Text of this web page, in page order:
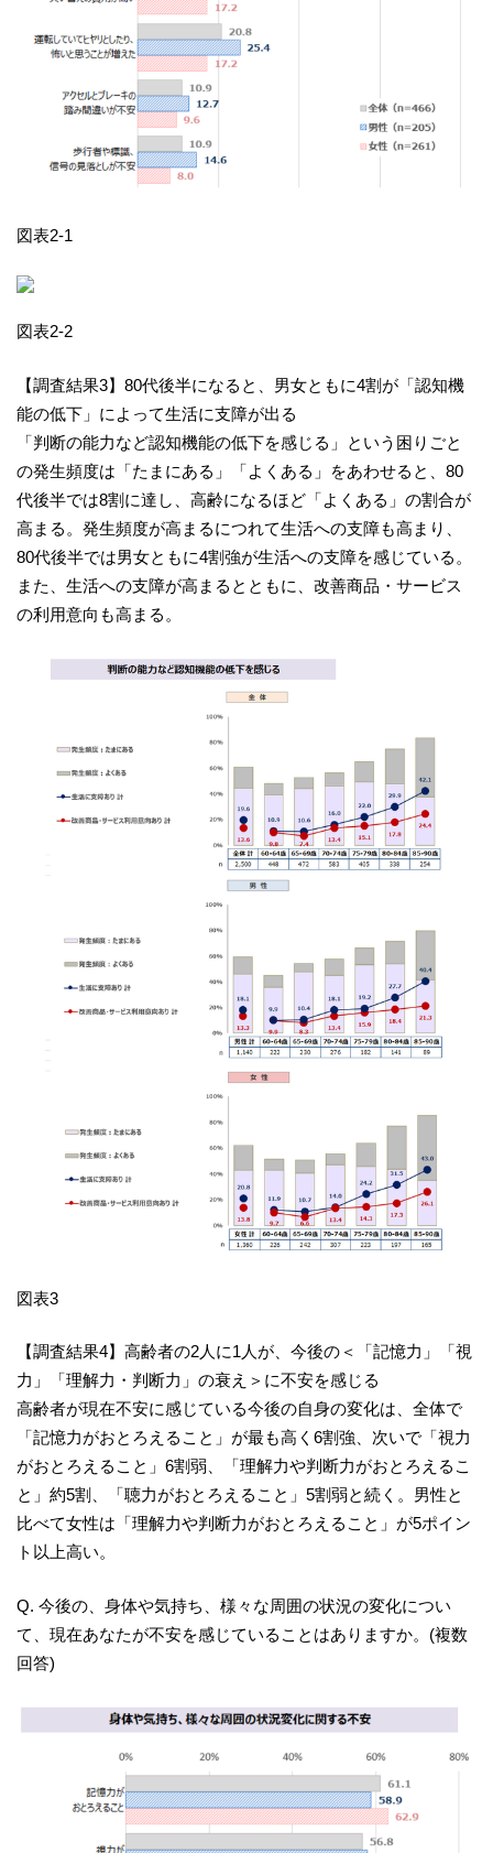
図表2-1
図表2-2
【調査結果3】80代後半になると、男女ともに4割が「認知機
能の低下」によって生活に支障が出る
「判断の能力など認知機能の低下を感じる」という困りごと
の発生頻度は「たまにある」「よくある」をあわせると、80
代後半では8割に達し、高齢になるほど「よくある」の割合が
高まる。発生頻度が高まるにつれて生活への支障も高まり、
80代後半では男女ともに4割強が生活への支障を感じている。
また、生活への支障が高まるとともに、改善商品・サービス
の利用意向も高まる。
図表3
【調査結果4】高齢者の2人に1人が、今後の＜「記憶力」「視
力」「理解力・判断力」の衰え＞に不安を感じる
高齢者が現在不安に感じている今後の自身の変化は、全体で
「記憶力がおとろえること」が最も高く6割強、次いで「視力
がおとろえること」6割弱、「理解力や判断力がおとろえるこ
と」約5割、「聴力がおとろえること」5割弱と続く。男性と
比べて女性は「理解力や判断力がおとろえること」が5ポイン
ト以上高い。
Q. 今後の、身体や気持ち、様々な周囲の状況の変化につい
て、現在あなたが不安を感じていることはありますか。(複数
回答)